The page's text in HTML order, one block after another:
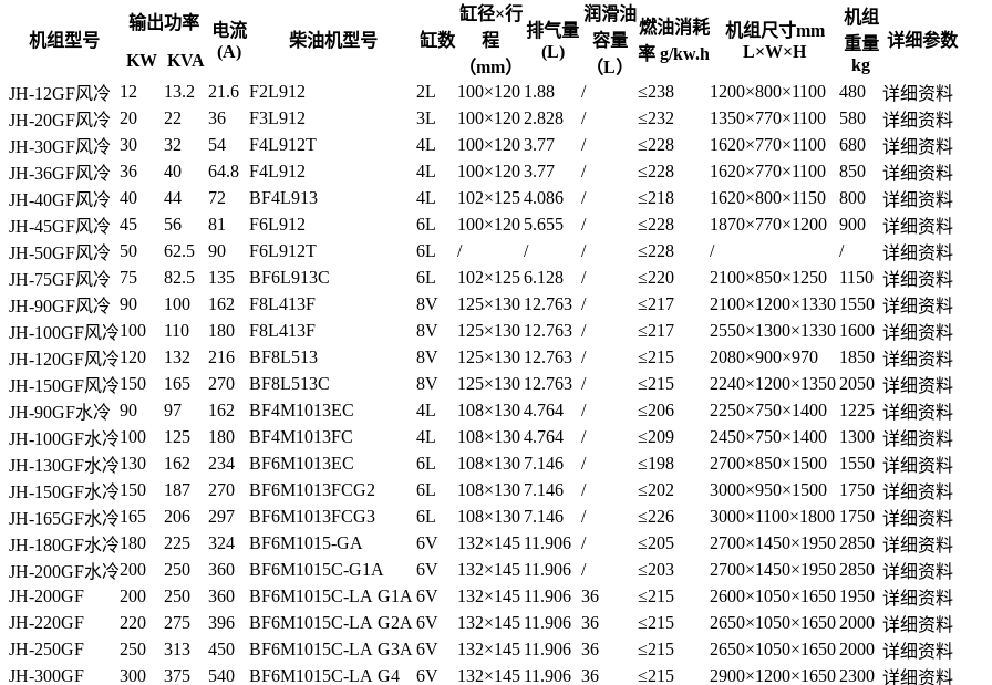
机组型号
输出功率
电流
(A)
柴油机型号 缸数
缸径×行
程
（mm）
排气量
(L)
润滑油
容量
（L）
燃油消耗
率 g/kw.h
机组尺寸mm
L×W×H
机组
重量
kg
详细参数
KW KVA
JH-12GF风冷 12 13.2 21.6 F2L912 2L 100×120 1.88 / ≤238 1200×800×1100 480
详细资料
JH-20GF风冷 20 22 36 F3L912 3L 100×120 2.828 / ≤232 1350×770×1100 580
详细资料
JH-30GF风冷 30 32 54 F4L912T 4L 100×1203.77 / ≤228 1620×770×1100 680
详细资料
JH-36GF风冷 36 40 64.8 F4L912 4L 100×1203.77 / ≤228 1620×770×1100 850
详细资料
JH-40GF风冷 40 44 72 BF4L913 4L 102×1254.086 / ≤218 1620×800×1150 800
详细资料
JH-45GF风冷 45 56 81 F6L912 6L 100×120 5.655 / ≤228 1870×770×1200 900
详细资料
JH-50GF风冷 50 62.5 90 F6L912T 6L / / / ≤228 / /
详细资料
JH-75GF风冷 75 82.5 135 BF6L913C 6L 102×1256.128 / ≤220 2100×850×1250 1150 详细资料
JH-90GF风冷 90 100 162 F8L413F 8V 125×130 12.763 / ≤217 2100×1200×1330 1550 详细资料
JH-100GF风冷100 110 180 F8L413F 8V 125×130 12.763 / ≤217 2550×1300×1330 1600 详细资料
JH-120GF风冷120 132 216 BF8L513 8V 125×130 12.763 / ≤215 2080×900×970 1850 详细资料
JH-150GF风冷150 165 270 BF8L513C 8V 125×130 12.763 / ≤215 2240×1200×1350 2050 详细资料
JH-90GF水冷 90 97 162 BF4M1013EC 4L 108×1304.764 / ≤206 2250×750×1400 1225 详细资料
JH-100GF水冷100 125 180 BF4M1013FC 4L 108×1304.764 / ≤209 2450×750×1400 1300 详细资料
JH-130GF水冷130 162 234 BF6M1013EC 6L 108×130 7.146 / ≤198 2700×850×1500 1550 详细资料
JH-150GF水冷150 187 270 BF6M1013FCG2 6L 108×130 7.146 / ≤202 3000×950×1500 1750 详细资料
JH-165GF水冷165 206 297 BF6M1013FCG3 6L 108×130 7.146 / ≤226 3000×1100×1800 1750 详细资料
JH-180GF水冷180 225 324 BF6M1015-GA 6V 132×145 11.906 / ≤205 2700×1450×1950 2850 详细资料
JH-200GF水冷200 250 360 BF6M1015C-G1A 6V 132×145 11.906 / ≤203 2700×1450×1950 2850 详细资料
JH-200GF
200 250 360 BF6M1015C-LA G1A 6V 132×145 11.906 36 ≤215 2600×1050×1650 1950 详细资料
JH-220GF
220 275 396 BF6M1015C-LA G2A 6V 132×145 11.906 36 ≤215 2650×1050×1650 2000 详细资料
JH-250GF
250 313 450 BF6M1015C-LA G3A 6V 132×145 11.906 36 ≤215 2650×1050×1650 2000 详细资料
JH-300GF
300 375 540 BF6M1015C-LA G4 6V 132×145 11.906 36 ≤215 2900×1200×1650 2300 详细资料